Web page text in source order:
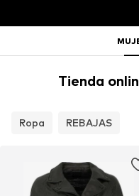
Tienda
Ropa REBAJAS